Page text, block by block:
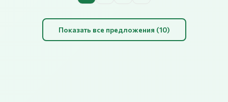
Показать все предложения (10)